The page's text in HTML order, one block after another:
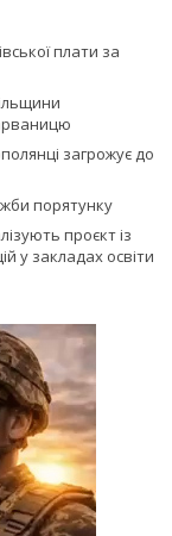
плати за
загрожує до
порятунку
проєкт із
у закладах освіти